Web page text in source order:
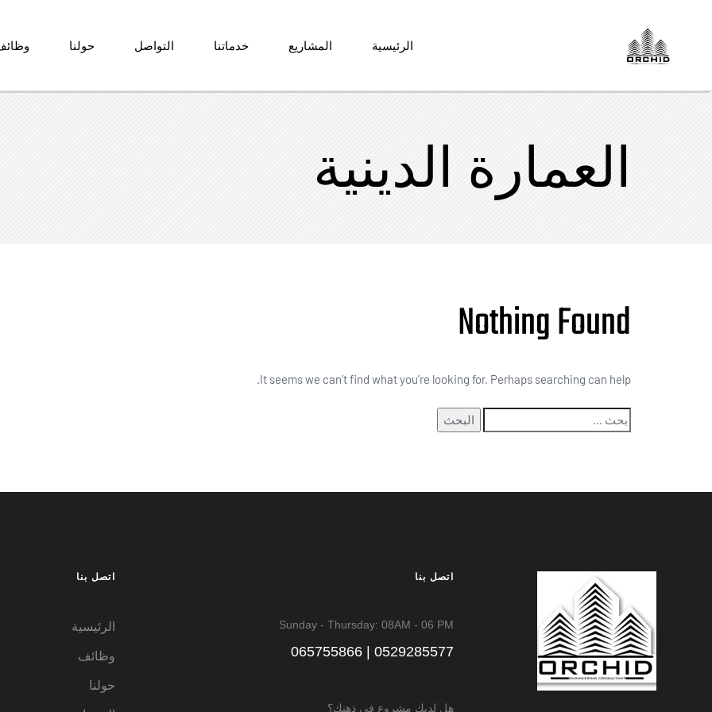
الرئيسية المشاريع خدماتنا التواصل حولنا
العمارة الدينية
Nothing Found
It seems we can’t find what you’re looking for. Perhaps searching can help.
اتصل بنا
Sunday - Thursday: 08AM - 06 PM
0529285577 | 065755866
هل لديك مشروع في ذهنك؟
اتصل بنا
الرئيسية
وظائف
حولنا